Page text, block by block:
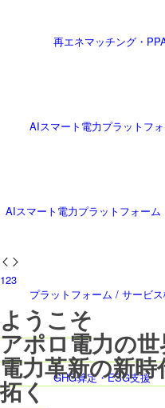
再エネマッチング・
AIスマート電力プラットフ
AIスマート電力プラットフォーム
プラットフォーム / サービ
GHG算定・ESG支援
123
ようこそ
アポロ電力の
電力革新の新時
拓く